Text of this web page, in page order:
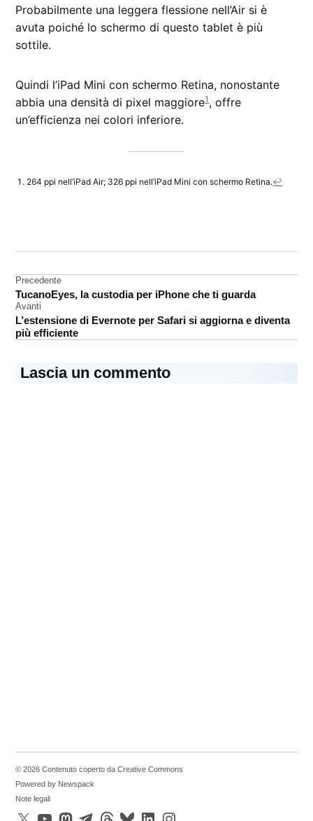
Probabilmente una leggera flessione nell’Air si è
avuta poiché lo schermo di questo tablet è più
sottile.
Quindi l’iPad Mini con schermo Retina, nonostante
abbia una densità di pixel maggiore1, offre
un’efficienza nei colori inferiore.
264 ppi nell’iPad Air; 326 ppi nell’iPad Mini con schermo Retina.↩
iPad
Air
iPad
Mini
Navigazione
articoli
Precedente
TucanoEyes, la custodia per iPhone che ti guarda
Avanti
L’estensione di Evernote per Safari si aggiorna e diventa
più efficiente
Lascia un commento
© 2026 Contenuto coperto da Creative Commons
Powered by Newspack
Note legali
X
YouTubeMastodonTelegramThreadsBlueskyLinkedInInstagram